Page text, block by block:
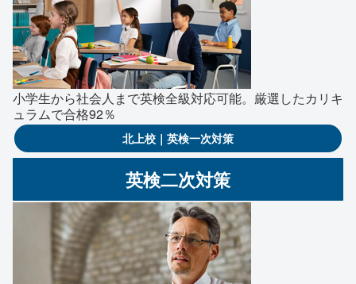
小学生から社会人まで英検全級対応可能。厳選したカリキ
ュラムで合格92％
北上校｜英検一次対策
英検二次対策